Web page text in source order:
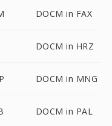
DOCM in FAX
DOCM in HRZ
DOCM in MNG
DOCM in PAL